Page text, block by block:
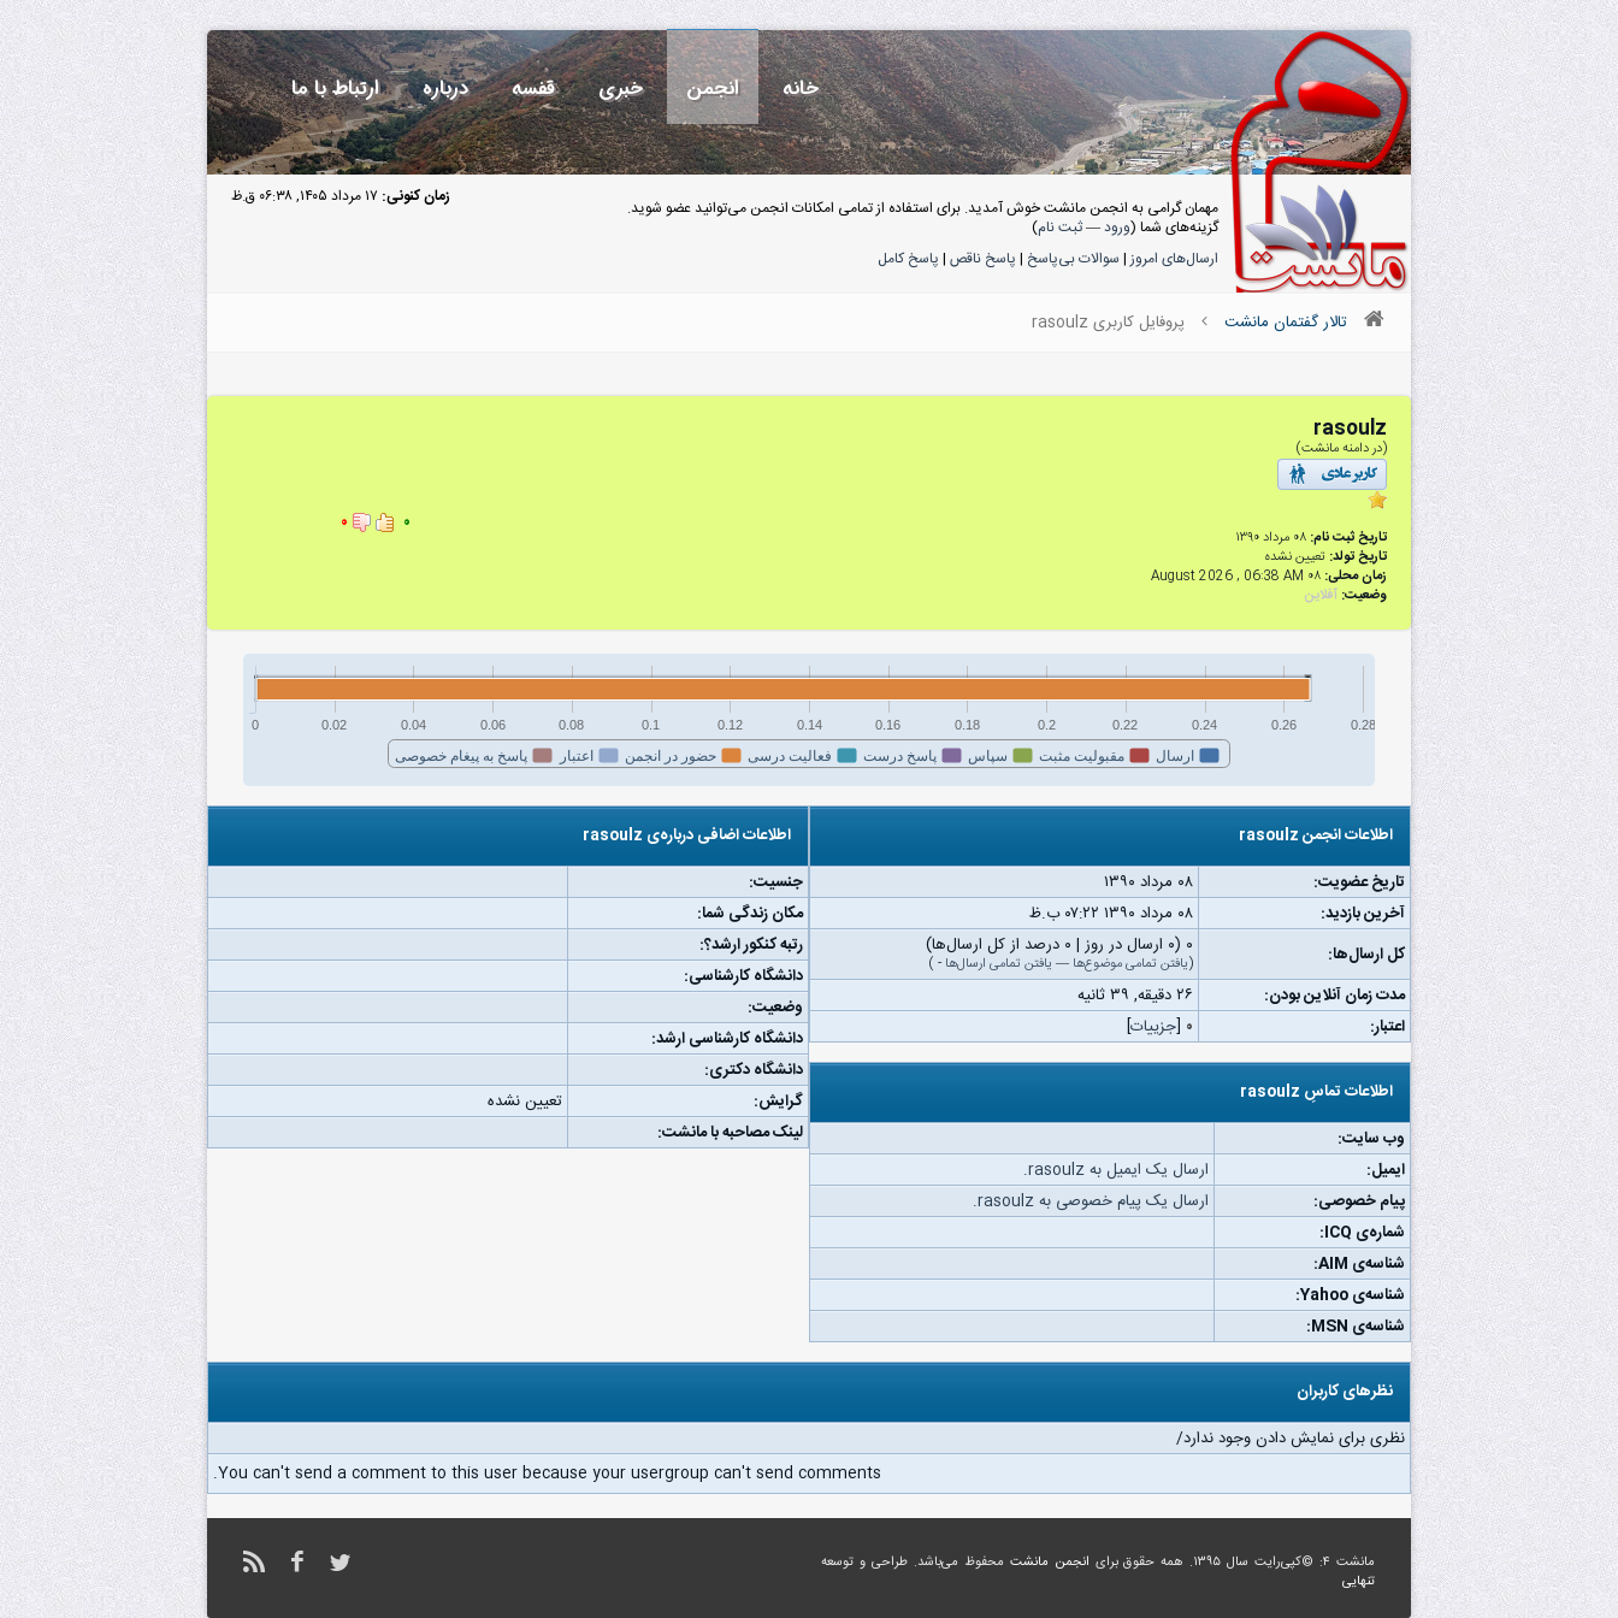
خانه انجمن خبری قفسه درباره ارتباط با ما
زمان کنونی: ۱۷ مرداد ۱۴۰۵, ۰۶:۳۸ ق.ظ
مهمان گرامی به انجمن مانشت خوش آمدید. برای استفاده از تمامی امکانات انجمن می‌توانید عضو شوید.
گزینه‌های شما (ورود—ثبت نام)
ارسال‌های امروز| سوالات بی‌پاسخ | پاسخ ناقص | پاسخ کامل
تالار گفتمان مانشت پروفایل کاربری rasoulz
rasoulz
(در دامنه مانشت)
تاریخ ثبت نام: ۰۸ مرداد ۱۳۹۰
تاریخ تولد: تعیین نشده
زمان محلی: ۰۸ August 2026 , 06:38 AM
وضعیت: آفلاین
۰ ۰
ارسال مقبولیت مثبت سپاس پاسخ درست فعالیت درسی حضور در انجمن اعتبار پاسخ به پیغام خصوصی
0 0.02 0.04 0.06 0.08 0.1 0.12 0.14 0.16 0.18 0.2 0.22 0.24 0.26 0.28
اطلاعات انجمن rasoulz
تاریخ عضویت:
۰۸ مرداد ۱۳۹۰
آخرین بازدید:
۰۸ مرداد ۱۳۹۰ ۰۷:۲۲ ب.ظ
کل ارسال‌ها:
۰ (۰ ارسال در روز | ۰ درصد از کل ارسال‌ها)
(یافتن تمامی موضوع‌ها — یافتن تمامی ارسال‌ها -
)
مدت زمان آنلاین بودن:
۲۶ دقیقه, ۳۹ ثانیه
اعتبار:
۰ [جزییات]
اطلاعات تماسِ rasoulz
وب‌ سایت:
ایمیل:
ارسال یک ایمیل به rasoulz.
پیام خصوصی:
ارسال یک پیام خصوصی به rasoulz.
شماره‌ی ICQ:
شناسه‌ی AIM:
شناسه‌ی Yahoo:
شناسه‌ی MSN:
اطلاعات اضافی درباره‌ی rasoulz
جنسیت:
مکان زندگی شما:
رتبه کنکور ارشد؟:
دانشگاه کارشناسی:
وضعیت:
دانشگاه کارشناسی ارشد:
دانشگاه دکتری:
گرایش:
تعیین نشده
لینک مصاحبه با مانشت:
نظرهای کاربران
نظری برای نمایش دادن وجود ندارد/
You can't send a comment to this user because your usergroup can't send comments.
مانشت ۴: ©کپی‌رایت سال ۱۳۹۵. همه حقوق برای انجمن مانشت محفوظ می‌باشد. طراحی و توسعه
تنهایی